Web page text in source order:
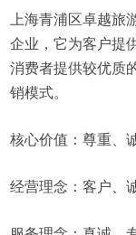
上海青浦区卓越旅
企业，它为客户提
消费者提供较优质
销模式。
核心价值：尊重、
经营理念：客户、